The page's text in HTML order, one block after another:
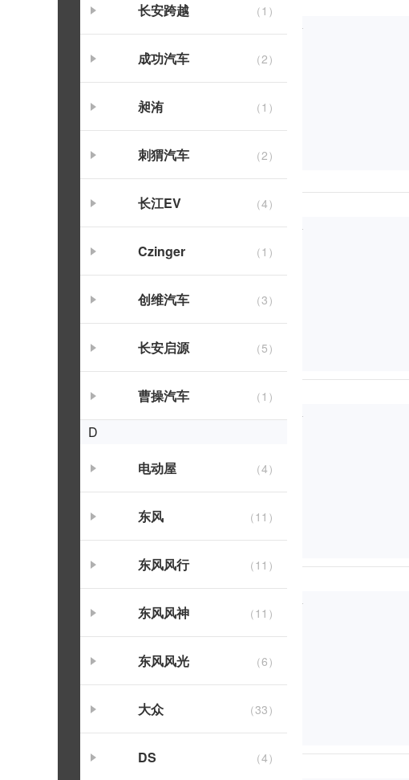
长安跨越 （1）
成功汽车 （2）
昶洧 （1）
刺猬汽车 （2）
长江EV （4）
Czinger （1）
创维汽车 （3）
长安启源 （5）
曹操汽车 （1）
D
电动屋
（4）
东风 （11）
东风风行 （11）
东风风神 （11）
东风风光 （6）
大众 （33）
DS （4）